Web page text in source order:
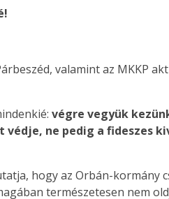
valamint az MKKP
végre vegyük
ne pedig a fideszes
hogy az Orbán-kormány
természetesen nem